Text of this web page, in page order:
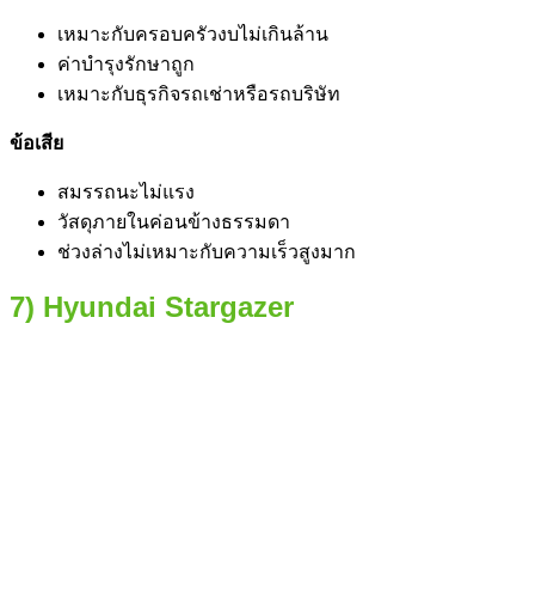
เหมาะกับครอบครัวงบไม่เกินล้าน
ค่าบำรุงรักษาถูก
เหมาะกับธุรกิจรถเช่าหรือรถบริษัท
ข้อเสีย
สมรรถนะไม่แรง
วัสดุภายในค่อนข้างธรรมดา
ช่วงล่างไม่เหมาะกับความเร็วสูงมาก
7) Hyundai Stargazer